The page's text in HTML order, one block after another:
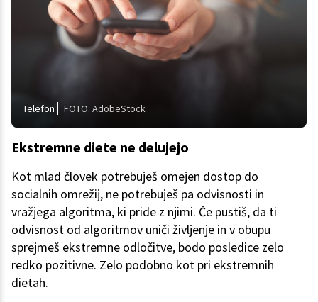
Telefon FOTO: AdobeStock
Ekstremne diete ne delujejo
Kot mlad človek potrebuješ omejen dostop do
socialnih omrežij, ne potrebuješ pa odvisnosti in
vražjega algoritma, ki pride z njimi. Če pustiš, da ti
odvisnost od algoritmov uniči življenje in v obupu
sprejmeš ekstremne odločitve, bodo posledice zelo
redko pozitivne. Zelo podobno kot pri ekstremnih
dietah.